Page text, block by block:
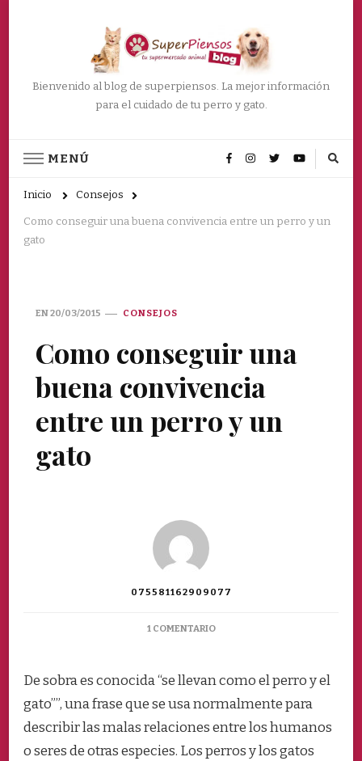
Bienvenido al blog de superpiensos. La mejor información
para el cuidado de tu perro y gato.
MENÚ
Inicio Consejos
Como conseguir una buena convivencia entre un perro y un
gato
EN20/03/2015 CONSEJOS
Como conseguir una
buena convivencia
entre un perro y un
gato
075581162909077
1 COMENTARIOEN
CONVIVENCIA
UN
PERRO
De sobra es conocida “se llevan como el perro y el
gato””, una frase que se usa normalmente para
describir las malas relaciones entre los humanos
o seres de otras especies. Los perros y los gatos